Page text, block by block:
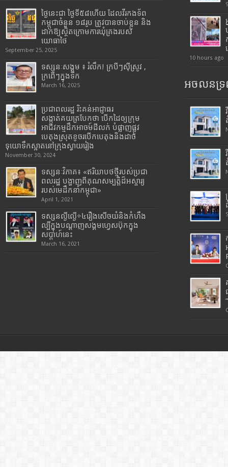
ថ្ងៃនេះជា ថ្ងៃទី៥៨ហើយ ដែលវីរកងទ័ព
កម្ពុជាចំនួន ១៨រូប ត្រូវបានចាប់ខ្លួន និង
ដាក់ឱ្យស្ថិតក្រោមការឃុំគ្រងរបស់
យោធាថៃ
September 25, 2025
ទស្សនៈសង្គម ៖ រំលឹក! ក្របីៗស៊ីស្រូវ ,
ក្រពើៗក្នុងទឹក
March 16, 2025
ប្រជាពលរដ្ឋ រិះគន់អាជ្ញាធរ
សង្កាត់គយត្របែកថា បើកដៃឲ្យក្រុម
អាជីវកម្មដឹកអាចម៍ដីលក់ បំផ្លាញផ្លូវ
បេតុងស្រុតខូចរបើកបេតុងនិងដាច់
ទុយោទឹកស្អាតនៅក្រុងស្វាយរៀង
November 30, 2024
ទស្សនៈវិភាគ៖ «ឥរិយាបថថ្មីរបស់ប្រជា
ពលរដ្ឋ បង្ហាញពីគុណសម្បត្តិដ៏អស្ចារ្យ
របស់មេដឹកនាំកម្ពុជា»
April 1, 2021
ទស្សនល្ងីល្ងើ÷៤រឿងសើចយំនិងកំហឹង
ល្បីក្នុងបណ្តាញសង្គមហ្វេសប៊ុកក្នុង
សប្តាហ៍នេះ
March 16, 2021
10 hours ago
អចលនទ្រ